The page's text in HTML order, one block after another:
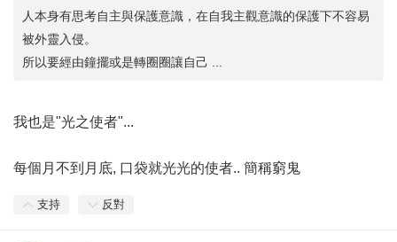
人本身有思考自主與保護意識，在自我主觀意識的保護下不容易
被外靈入侵。
所以要經由鐘擺或是轉圈圈讓自己 ...
我也是"光之使者"...
每個月不到月底, 口袋就光光的使者.. 簡稱窮鬼
支持 反對